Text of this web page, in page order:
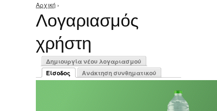
Είστε εδώ
Αρχική ›
Λογαριασμός
χρήστη
Πρωτεύουσες καρτέλες
Δημιουργία νέου λογαριασμού
Είσοδος
(ενεργή καρτέλα)
Ανάκτηση συνθηματικού